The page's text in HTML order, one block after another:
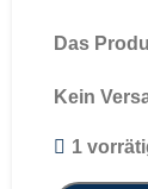
Das
Kein
1